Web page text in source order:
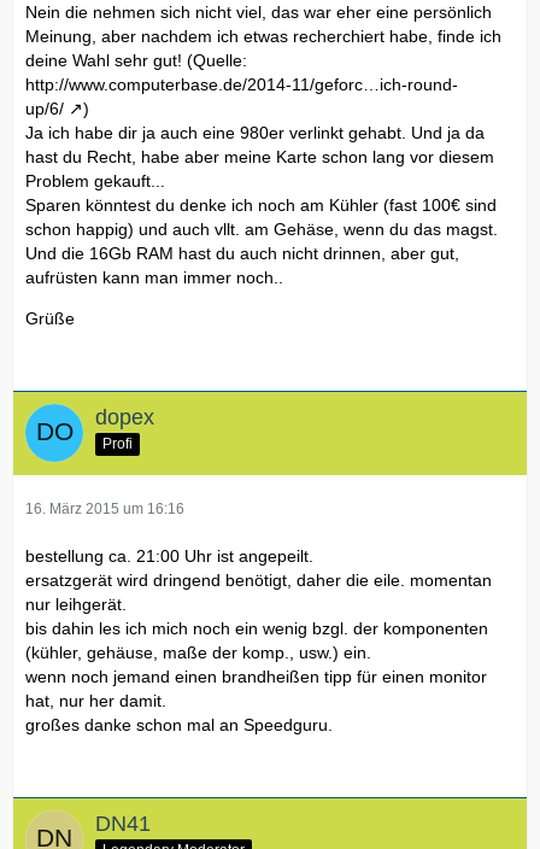
Nein die nehmen sich nicht viel, das war eher eine persönlich
Meinung, aber nachdem ich etwas recherchiert habe, finde ich
deine Wahl sehr gut! (Quelle:
http://www.computerbase.de/2014-11/geforc…ich-round-
up/6/
)
Ja ich habe dir ja auch eine 980er verlinkt gehabt. Und ja da
hast du Recht, habe aber meine Karte schon lang vor diesem
Problem gekauft...
Sparen könntest du denke ich noch am Kühler (fast 100€ sind
schon happig) und auch vllt. am Gehäse, wenn du das magst.
Und die 16Gb RAM hast du auch nicht drinnen, aber gut,
aufrüsten kann man immer noch..
Grüße
dopex
Profi
16. März 2015 um 16:16
bestellung ca. 21:00 Uhr ist angepeilt.
ersatzgerät wird drin­gend benötigt, daher die eile. momentan
nur leihgerät.
bis dahin les ich mich noch ein wenig bzgl. der komponenten
(kühler, gehäuse, maße der komp., usw.) ein.
wenn noch jemand einen brandheißen tipp für einen monitor
hat, nur her damit.
großes danke schon mal an Speedguru.
DN41